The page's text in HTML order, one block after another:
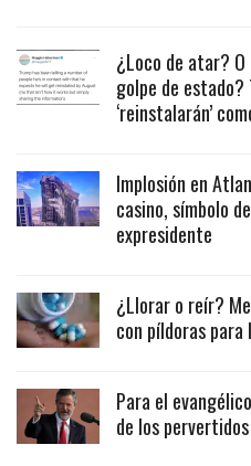
¿Loco de atar?
golpe de estado?
‘reinstalarán’
Implosión en
casino, símbolo
expresidente
¿Llorar o reír?
con píldoras
Para el
de los